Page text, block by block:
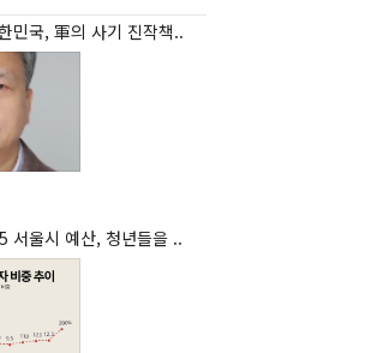
민국, 軍의 사기 진작책..
서울시 예산, 청년들을 ..